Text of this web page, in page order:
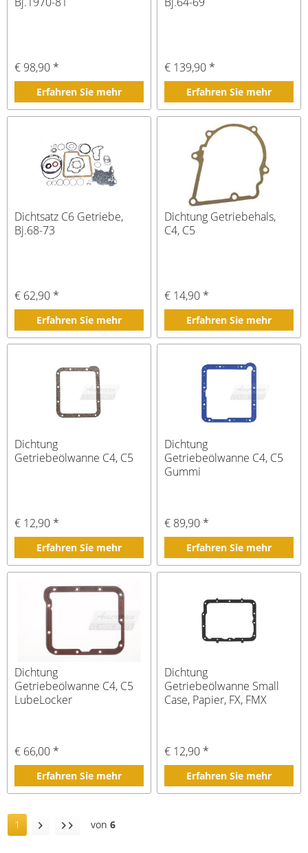
€ 98,90 *
Erfahren Sie mehr
€ 139,90 *
Erfahren Sie mehr
Dichtsatz C6 Getriebe,
Bj.68-73
€ 62,90 *
Erfahren Sie mehr
Dichtung Getriebehals,
C4, C5
€ 14,90 *
Erfahren Sie mehr
Dichtung
Getriebeölwanne C4, C5
€ 12,90 *
Erfahren Sie mehr
Dichtung
Getriebeölwanne C4, C5
Gummi
€ 89,90 *
Erfahren Sie mehr
Dichtung
Getriebeölwanne C4, C5
LubeLocker
€ 66,00 *
Erfahren Sie mehr
Dichtung
Getriebeölwanne Small
Case, Papier, FX, FMX
€ 12,90 *
Erfahren Sie mehr
1 von 6